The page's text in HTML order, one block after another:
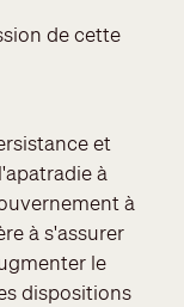
de cette
et
à
à
à s'assurer
le
dispositions